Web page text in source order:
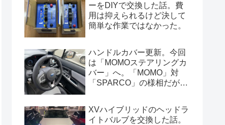
ーをDIYで交換した話。費
用は抑えられるけど決して
簡単な作業ではなかった。
ハンドルカバー更新。今回
は「MOMOステアリングカ
バー」へ。「MOMO」対
「SPARCO」の様相だが、
XVハイブリッドのヘッドラ
イトバルブを交換した話。